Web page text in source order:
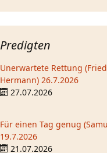
Predigten
Unerwartete Rettung
Hermann) 26.7.2026
27.07.2026
Für einen Tag genug
19.7.2026
21.07.2026